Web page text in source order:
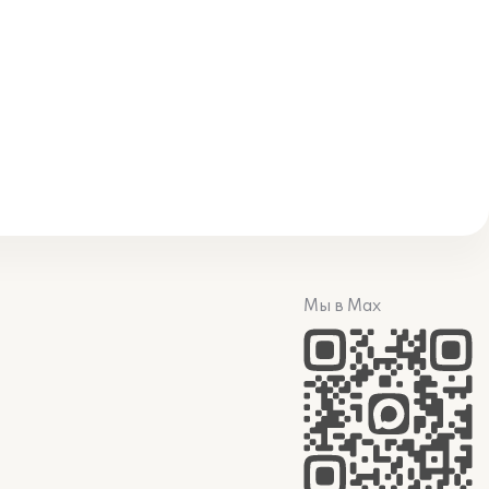
Мы в Max